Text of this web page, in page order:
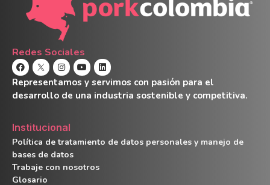
Redes Sociales
Representamos y servimos con pasión para el
desarrollo de una industria sostenible y competitiva.
Institucional
Política de tratamiento de datos personales y manejo de
bases de datos
Trabaje con nosotros
Glosario